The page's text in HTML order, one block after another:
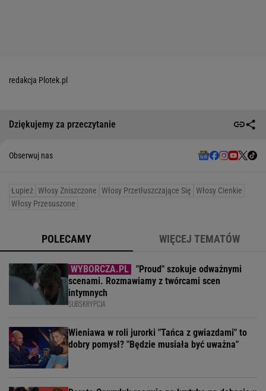
redakcja Plotek.pl
Dziękujemy za przeczytanie
Obserwuj nas
Łupież Włosy Zniszczone Włosy Przetłuszczające Się Włosy Cienkie
Włosy Przesuszone
POLECAMY WIĘCEJ TEMATÓW
"Proud" szokuje odważnymi
scenami. Rozmawiamy z twórcami scen
intymnych
SUBSKRYPCJA
Wieniawa w roli jurorki "Tańca z gwiazdami" to
dobry pomysł? "Będzie musiała być uważna"